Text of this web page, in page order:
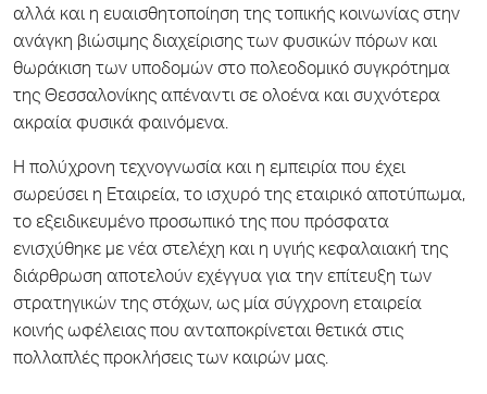
αλλά και η ευαισθητοποίηση της τοπικής κοινωνίας στην
ανάγκη βιώσιμης διαχείρισης των φυσικών πόρων και
θωράκιση των υποδομών στο πολεοδομικό συγκρότημα
της Θεσσαλονίκης απέναντι σε ολοένα και συχνότερα
ακραία φυσικά φαινόμενα.
Η πολύχρονη τεχνογνωσία και η εμπειρία που έχει
σωρεύσει η Εταιρεία, το ισχυρό της εταιρικό αποτύπωμα,
το εξειδικευμένο προσωπικό της που πρόσφατα
ενισχύθηκε με νέα στελέχη και η υγιής κεφαλαιακή της
διάρθρωση αποτελούν εχέγγυα για την επίτευξη των
στρατηγικών της στόχων, ως μία σύγχρονη εταιρεία
κοινής ωφέλειας που ανταποκρίνεται θετικά στις
πολλαπλές προκλήσεις των καιρών μας.